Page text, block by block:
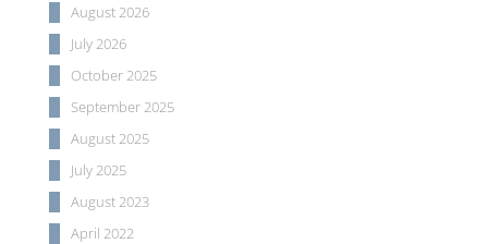
August 2026
July 2026
October 2025
September 2025
August 2025
July 2025
August 2023
April 2022